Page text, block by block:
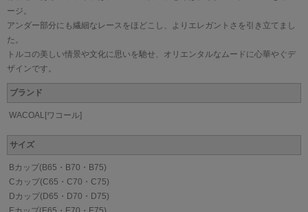
ージ。
アンダー部分にも繊細なレースをほどこし、よりエレガントさを引き立てまし
た。
トルコの美しい情景や文化に思いを馳せ、オリエンタルなムードに心華やぐデ
ザインです。
ブランド
WACOAL[ワコール]
サイズ
Bカップ(B65・B70・B75)
Cカップ(C65・C70・C75)
Dカップ(D65・D70・D75)